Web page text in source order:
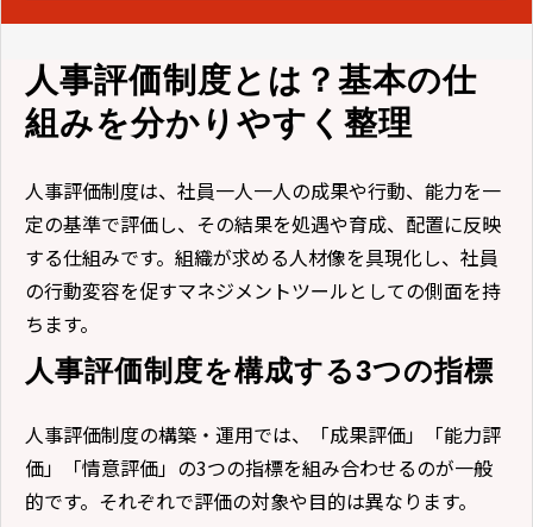
人事評価制度とは？基本の仕
組みを分かりやすく整理
人事評価制度は、社員一人一人の成果や行動、能力を一
定の基準で評価し、その結果を処遇や育成、配置に反映
する仕組みです。組織が求める人材像を具現化し、社員
の行動変容を促すマネジメントツールとしての側面を持
ちます。
人事評価制度を構成する3つの指標
人事評価制度の構築・運用では、「成果評価」「能力評
価」「情意評価」の3つの指標を組み合わせるのが一般
的です。それぞれで評価の対象や目的は異なります。